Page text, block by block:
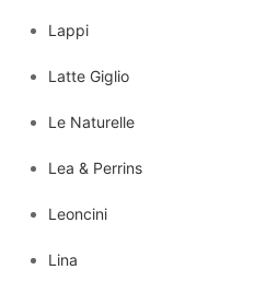
Lappi
Latte Giglio
Le Naturelle
Lea & Perrins
Leoncini
Lina